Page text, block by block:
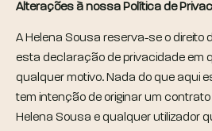
Alterações à nossa Política de
A Helena Sousa reserva-se o direito
esta declaração de privacidade em
qualquer motivo. Nada do que aqui
tem intenção de originar um
Helena Sousa e qualquer utilizador